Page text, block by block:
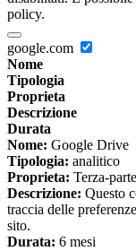
policy.
google.com
Nome
Tipologia
Proprieta
Descrizione
Durata
Nome: Google Drive
Tipologia: analitico
Proprieta: Terza-parte
Descrizione: Questo
traccia delle
sito.
Durata: 6 mesi